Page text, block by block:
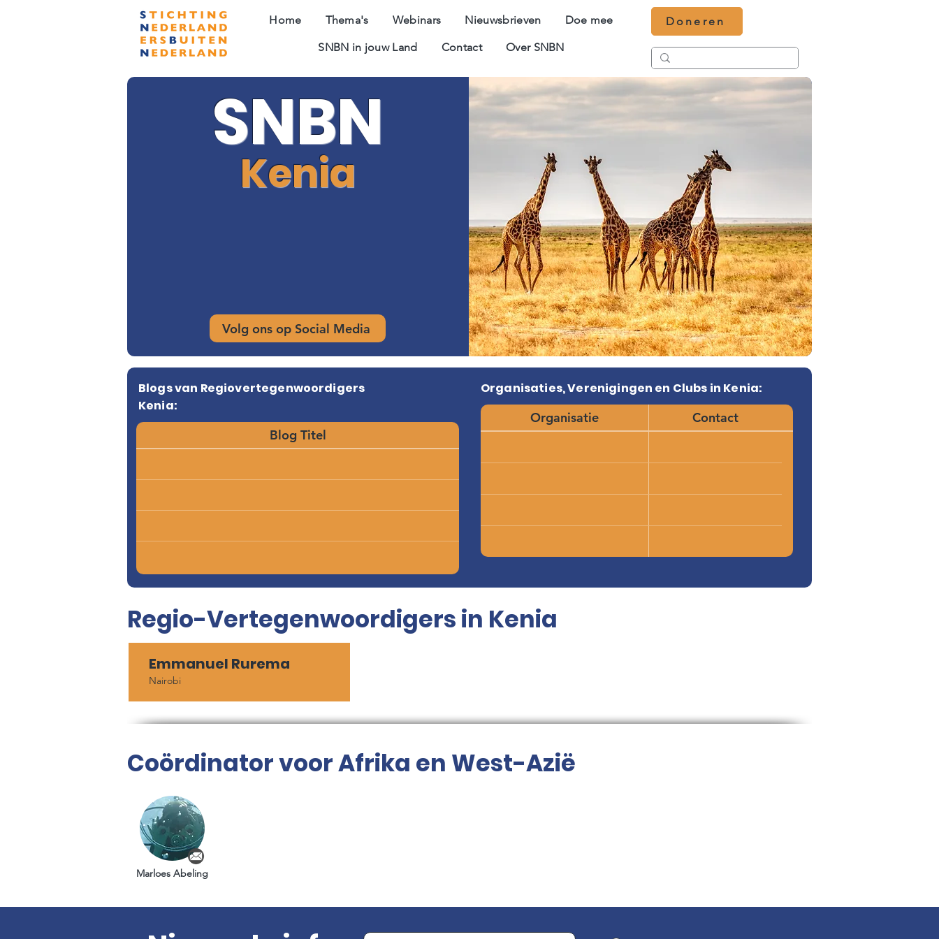
Home Thema's Webinars Nieuwsbrieven Doe mee
SNBN in jouw Land Contact Over SNBN
Doneren
Kenia
SNBN
Volg ons op Social Media
Blogs van Regiovertegenwoordigers
Kenia:
Blog Titel
Organisaties, Verenigingen en Clubs in Kenia:
Organisatie
Contact
Regio-Vertegenwoordigers in Kenia
Emmanuel Rurema
Nairobi
Coördinator voor Afrika en West-Azië
Marloes Abeling